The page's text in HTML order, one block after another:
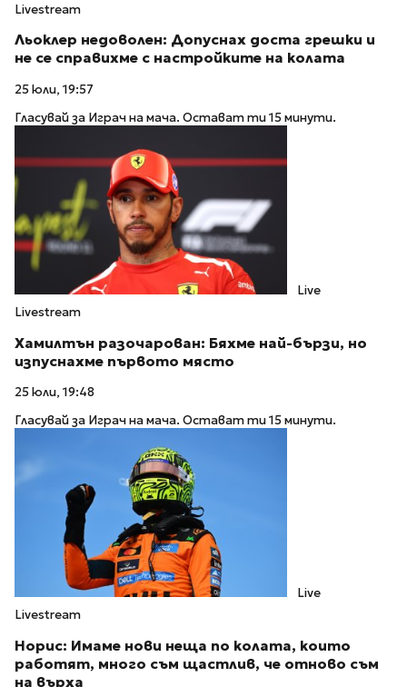
Livestream
Льоклер недоволен: Допуснах доста грешки и
не се справихме с настройките на колата
25 юли, 19:57
Гласувай за Играч на мача. Остават ти 15 минути.
Live
Livestream
Хамилтън разочарован: Бяхме най-бързи, но
изпуснахме първото място
25 юли, 19:48
Гласувай за Играч на мача. Остават ти 15 минути.
Live
Livestream
Норис: Имаме нови неща по колата, които
работят, много съм щастлив, че отново съм
на върха